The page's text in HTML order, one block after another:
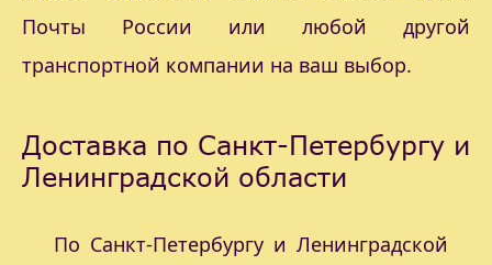
Почты России или любой другой
транспортной компании на ваш выбор.
Доставка по Санкт-Петербургу и
Ленинградской области
По Санкт-Петербургу и Ленинградской